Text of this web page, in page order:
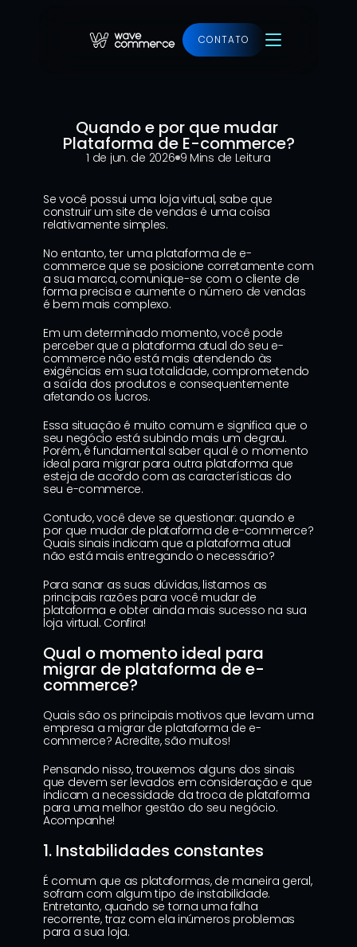
CONTATO
Quando e por que mudar
Plataforma de E-commerce?
1 de jun. de 2026 9 Mins de Leitura
Se você possui uma loja virtual, sabe que
construir um site de vendas é uma coisa
relativamente simples.
No entanto, ter uma plataforma de e-
commerce que se posicione corretamente com
a sua marca, comunique-se com o cliente de
forma precisa e aumente o número de vendas
é bem mais complexo.
Em um determinado momento, você pode
perceber que a plataforma atual do seu e-
commerce não está mais atendendo às
exigências em sua totalidade, comprometendo
a saída dos produtos e consequentemente
afetando os lucros.
Essa situação é muito comum e significa que o
seu negócio está subindo mais um degrau.
Porém, é fundamental saber qual é o momento
ideal para migrar para outra plataforma que
esteja de acordo com as características do
seu e-commerce.
Contudo, você deve se questionar: quando e
por que mudar de plataforma de e-commerce?
Quais sinais indicam que a plataforma atual
não está mais entregando o necessário?
Para sanar as suas dúvidas, listamos as
principais razões para você mudar de
plataforma e obter ainda mais sucesso na sua
loja virtual. Confira!
Qual o momento ideal para
migrar de plataforma de e-
commerce?
Quais são os principais motivos que levam uma
empresa a migrar de plataforma de e-
commerce? Acredite, são muitos!
Pensando nisso, trouxemos alguns dos sinais
que devem ser levados em consideração e que
indicam a necessidade da troca de plataforma
para uma melhor gestão do seu negócio.
Acompanhe!
1. Instabilidades constantes
É comum que as plataformas, de maneira geral,
sofram com algum tipo de instabilidade.
Entretanto, quando se torna uma falha
recorrente, traz com ela inúmeros problemas
para a sua loja.